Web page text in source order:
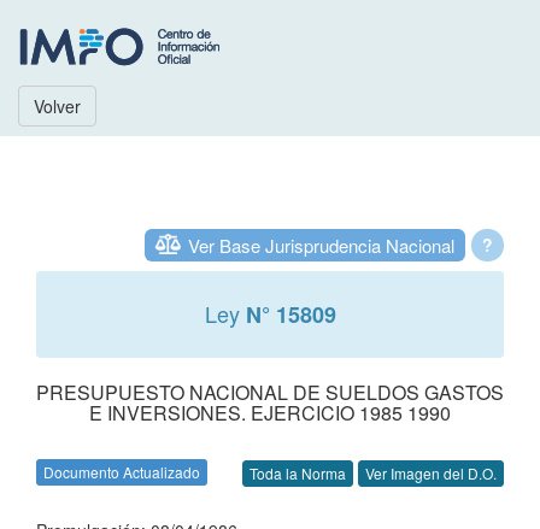
Volver
?
Ver Base Jurisprudencia Nacional
Ley N° 15809
PRESUPUESTO NACIONAL DE SUELDOS GASTOS
E INVERSIONES. EJERCICIO 1985 1990
Documento Actualizado Toda la Norma Ver Imagen del D.O.